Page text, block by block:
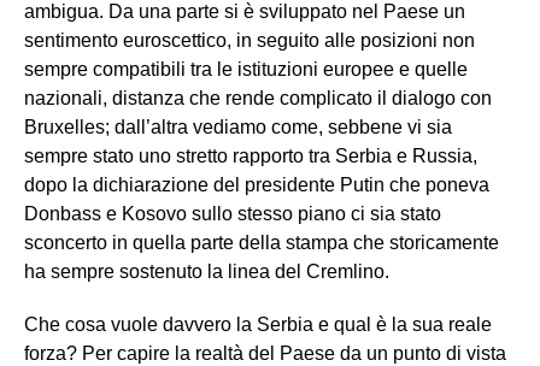
ambigua. Da una parte si è sviluppato nel Paese un
sentimento euroscettico, in seguito alle posizioni non
sempre compatibili tra le istituzioni europee e quelle
nazionali, distanza che rende complicato il dialogo con
Bruxelles; dall’altra vediamo come, sebbene vi sia
sempre stato uno stretto rapporto tra Serbia e Russia,
dopo la dichiarazione del presidente Putin che poneva
Donbass e Kosovo sullo stesso piano ci sia stato
sconcerto in quella parte della stampa che storicamente
ha sempre sostenuto la linea del Cremlino.
Che cosa vuole davvero la Serbia e qual è la sua reale
forza? Per capire la realtà del Paese da un punto di vista